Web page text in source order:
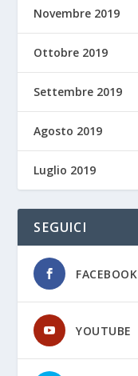
Novembre 2019
Ottobre 2019
Settembre 2019
Agosto 2019
Luglio 2019
SEGUICI
FACEBOOK
YOUTUBE